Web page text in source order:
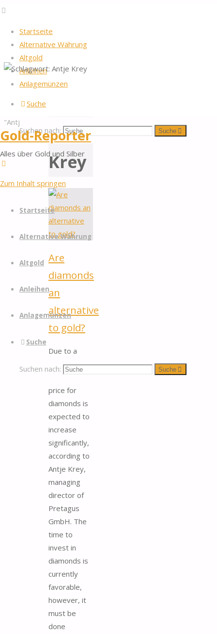
Startseite
Alternative Währung
Altgold
Anleihen
Anlagemünzen
Suche
Suchen nach: Suche
Gold-Reporter
Alles über Gold und Silber
Zum Inhalt springen
Startseite
Alternative Währung
Altgold
Anleihen
Anlagemünzen
Suche
Suchen nach: Suche
Startseite
verschlagwortet
"Antje Krey"
Antje
Krey
Are
diamonds
an
alternative
to gold?
Due to a
stable global
demand, the
price for
diamonds is
expected to
increase
significantly,
according to
Antje Krey,
managing
director of
Pretagus
GmbH. The
time to
invest in
diamonds is
currently
favorable,
however, it
must be
done